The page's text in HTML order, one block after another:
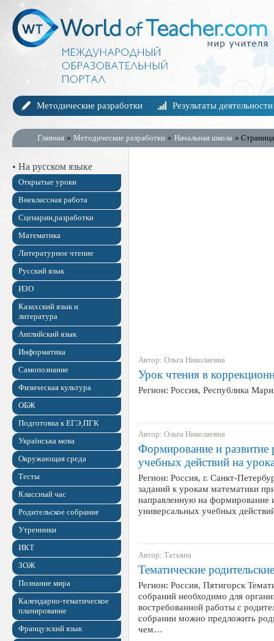
Методические разработки Результаты деятельности
Главная » Методические разработки » Начальная школа »
• На русском языке
Открытые уроки
Внеклассная работа
Сценарии,разработки
Математика
Литературное чтение
Русский язык
ИЗО
Казахский язык и
литература
Английский язык
Информатика
Самопознание
Физическая культура
ОБЖ
Подготовка к ЕГЭ,ПГК
Українська мова
Окружающая среда
Тесты
Классный час
Родительское собрание
Утренники
ИКТ
ЗОЖ
Познание мира
Календарно-тематическое
планирование
Французский язык
Автор: Ольга Николаевна
Урок чтения в
Регион: Россия, Республика
Автор: Ольга Николаевна
Формирование и развитие
учебных действий на
Регион: Россия, г. Санкт-
заданий к урокам математики
направленную на формирование
универсальных учебных
Автор: Татьяна
Тематические
Регион: Россия, Пятигорск
собраний необходимо для
востребованной работы с
собрании можно предложить
чем…